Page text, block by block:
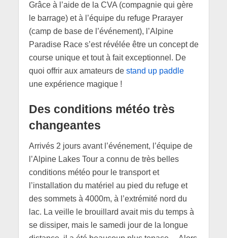
Grâce à l’aide de la CVA (compagnie qui gère
le barrage) et à l’équipe du refuge Prarayer
(camp de base de l’événement), l’Alpine
Paradise Race s’est révélée être un concept de
course unique et tout à fait exceptionnel. De
quoi offrir aux amateurs de stand up paddle
une expérience magique !
Des conditions météo très
changeantes
Arrivés 2 jours avant l’événement, l’équipe de
l’Alpine Lakes Tour a connu de très belles
conditions météo pour le transport et
l’installation du matériel au pied du refuge et
des sommets à 4000m, à l’extrémité nord du
lac. La veille le brouillard avait mis du temps à
se dissiper, mais le samedi jour de la longue